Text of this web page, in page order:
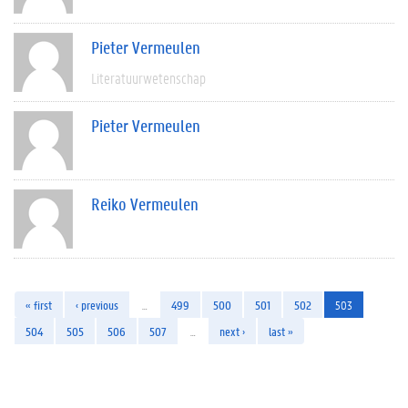
Pieter Vermeulen
Literatuurwetenschap
Pieter Vermeulen
Reiko Vermeulen
« first ‹ previous 499 500 501 502
503
504
505 506 507 next › last »